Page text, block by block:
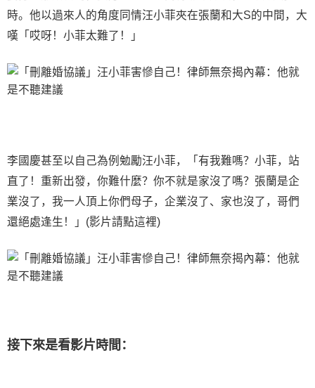
時。他以過來人的角度同情汪小菲夾在張蘭和大S的中間，大
嘆「哎呀！小菲太難了！」
李國慶甚至以自己為例勉勵汪小菲，「有我難嗎？小菲，站
直了！重新出發，你難什麼？你不就是家沒了嗎？張蘭是企
業沒了，我一人頂上你們母子，企業沒了、家也沒了，哥們
還絕處逢生！」(影片請點這裡)
接下來是看影片時間：